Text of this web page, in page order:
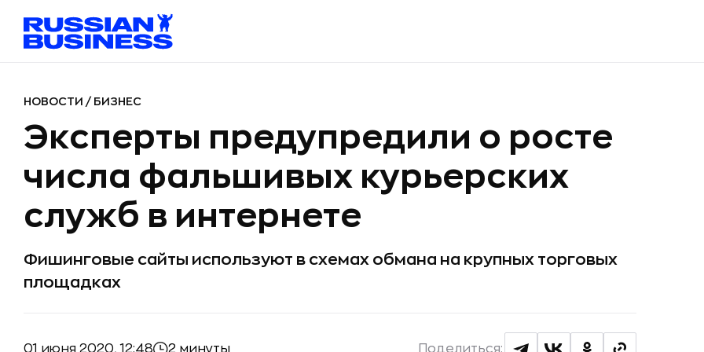
НОВОСТИ / БИЗНЕС
Эксперты предупредили о росте
числа фальшивых курьерских
служб в интернете
Фишинговые сайты используют в схемах обмана на крупных торговых
площадках
01 июня 2020, 12:48 2 минуты Поделиться: